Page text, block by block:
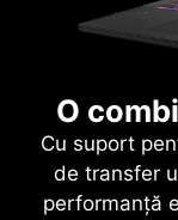
O
Cu suport
de transfer
performanță